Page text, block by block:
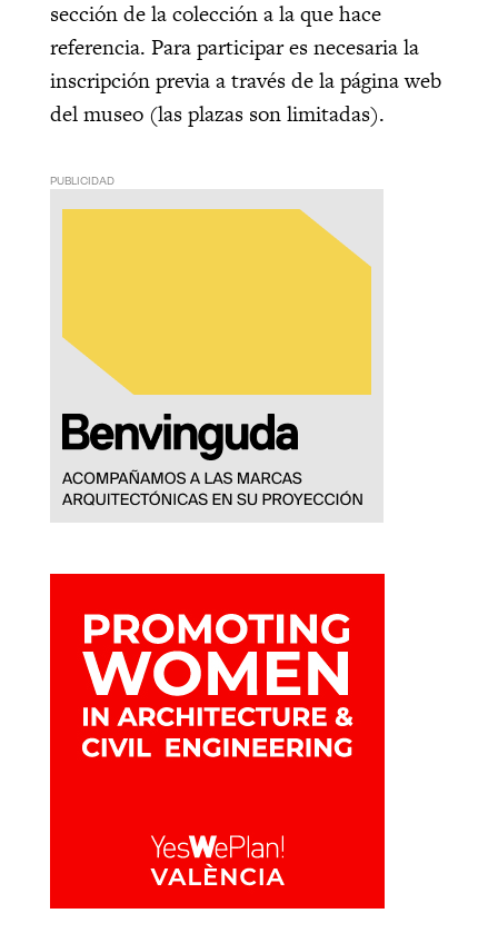
sección de la colección a la que hace
referencia. Para participar es necesaria la
inscripción previa a través de la página web
del museo (las plazas son limitadas).
PUBLICIDAD